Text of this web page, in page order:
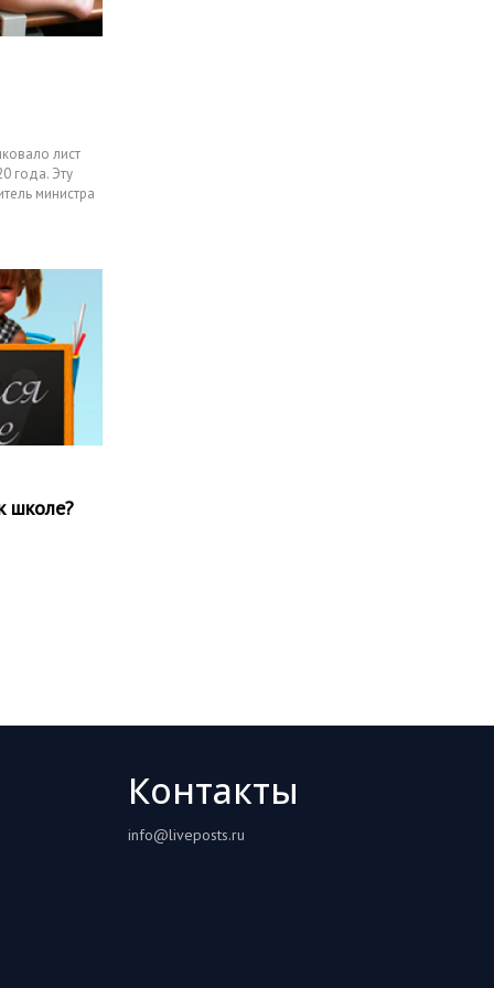
лист
года. Эту
министра
школе?
Контакты
info@liveposts.ru